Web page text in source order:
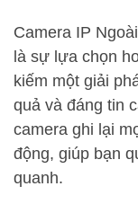
Camera IP
là sự lựa chọn
kiếm một giải
quả và đáng tin
camera ghi lại
động, giúp bạn
quanh.